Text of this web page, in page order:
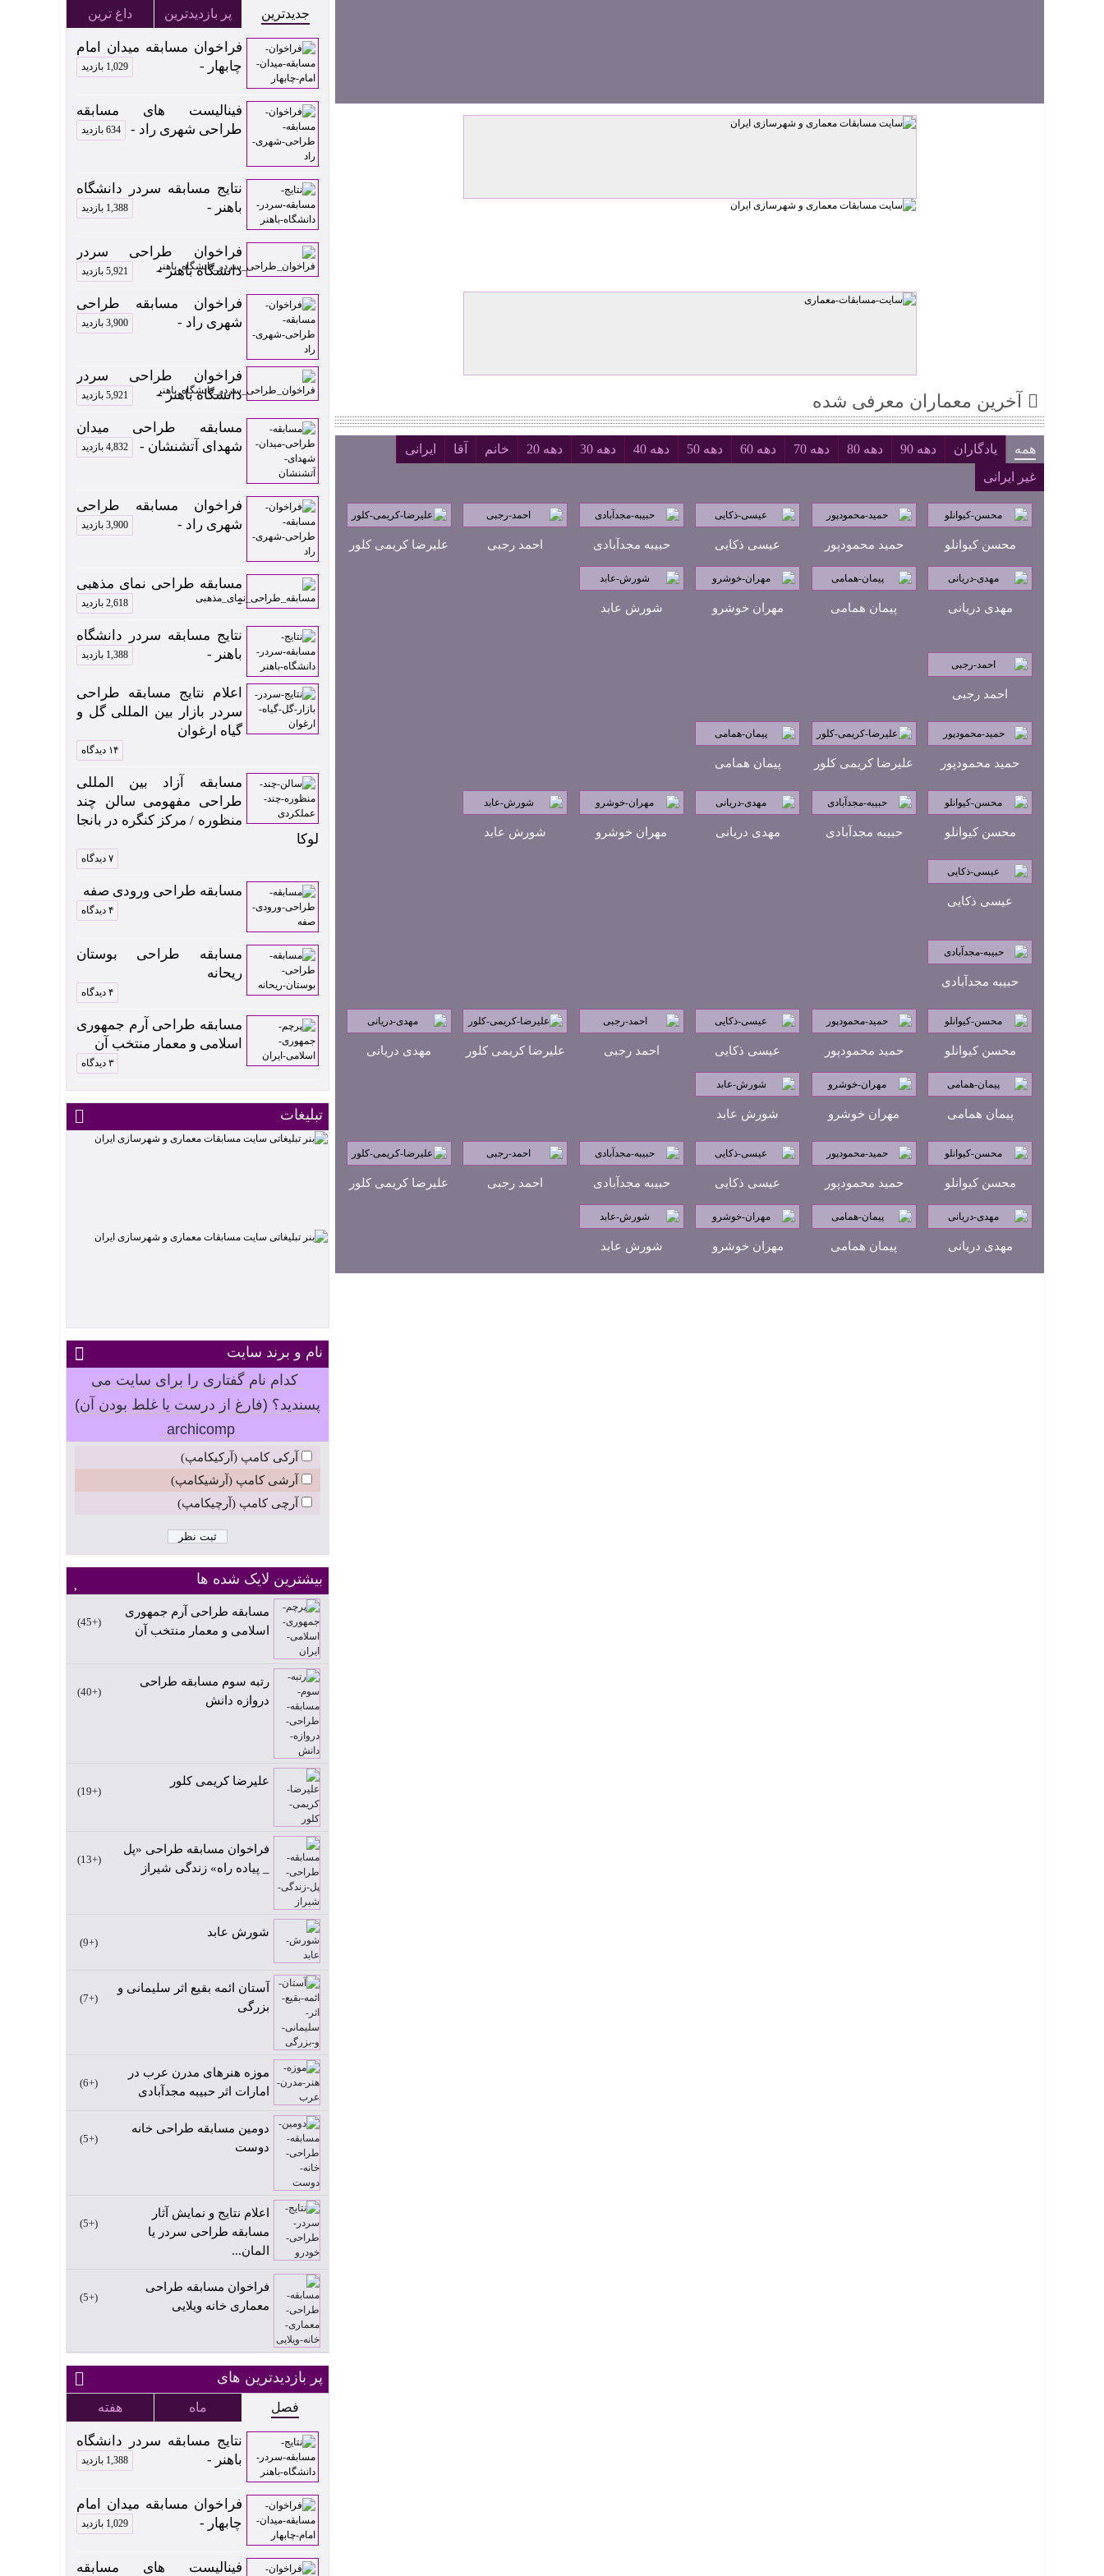
آخرین معماران معرفی شده
همه یادگاران دهه 90 دهه 80 دهه 70 دهه 60 دهه 50 دهه 40 دهه 30 دهه 20 خانم آقا
ایرانی
غیر ایرانی
محسن کیوانلو حمید محمودپور عیسی ذکایی حبیبه مجدآبادی احمد رجبی علیرضا کریمی کلور
مهدی دریانی پیمان همامی مهران خوشرو شورش عابد
احمد رجبی
حمید محمودپور علیرضا کریمی کلور پیمان همامی
محسن کیوانلو حبیبه مجدآبادی مهدی دریانی مهران خوشرو شورش عابد
عیسی ذکایی
حبیبه مجدآبادی
محسن کیوانلو حمید محمودپور عیسی ذکایی احمد رجبی علیرضا کریمی کلور مهدی دریانی
پیمان همامی مهران خوشرو شورش عابد
محسن کیوانلو حمید محمودپور عیسی ذکایی حبیبه مجدآبادی احمد رجبی علیرضا کریمی کلور
مهدی دریانی پیمان همامی مهران خوشرو شورش عابد
جدیدترین پر بازدیدترین داغ ترین
فراخوان مسابقه میدان امام
چابهار -
1,029 بازدید
فینالیست های مسابقه
طراحی شهری راد -
634 بازدید
نتایج مسابقه سردر دانشگاه
باهنر -
1,388 بازدید
فراخوان طراحی سردر
دانشگاه باهنر -
5,921 بازدید
فراخوان مسابقه طراحی
شهری راد -
3,900 بازدید
فراخوان طراحی سردر
دانشگاه باهنر -
5,921 بازدید
مسابقه طراحی میدان
شهدای آتشنشان -
4,832 بازدید
فراخوان مسابقه طراحی
شهری راد -
3,900 بازدید
مسابقه طراحی نمای مذهبی
-
2,618 بازدید
نتایج مسابقه سردر دانشگاه
باهنر -
1,388 بازدید
اعلام نتایج مسابقه طراحی
سردر بازار بین المللی گل و
گیاه ارغوان
۱۴ دیدگاه
مسابقه آزاد بین المللی
طراحی مفهومی سالن چند
منظوره / مرکز کنگره در بانجا
لوکا
۷ دیدگاه
مسابقه طراحی ورودی صفه
۴ دیدگاه
مسابقه طراحی بوستان
ریحانه
۴ دیدگاه
مسابقه طراحی آرم جمهوری
اسلامی و معمار منتخب آن
۳ دیدگاه
تبلیغات
نام و برند سایت
کدام نام گفتاری را برای سایت می
پسندید؟ (فارغ از درست یا غلط بودن آن)
archicomp
آرکی کامپ (آرکیکامپ)
آرشی کامپ (آرشیکامپ)
آرچی کامپ (آرچیکامپ)
بیشترین لایک شده ها
مسابقه طراحی آرم جمهوری
اسلامی و معمار منتخب آن
+45
رتبه سوم مسابقه طراحی
دروازه دانش
+40
علیرضا کریمی کلور
+19
فراخوان مسابقه طراحی «پل
_ پیاده راه» زندگی شیراز
+13
شورش عابد
+9
آستان ائمه بقیع اثر سلیمانی و
بزرگی
+7
موزه هنرهای مدرن عرب در
امارات اثر حبیبه مجدآبادی
+6
دومین مسابقه طراحی خانه
دوست
+5
اعلام نتایج و نمایش آثار
مسابقه طراحی سردر یا
المان...
+5
فراخوان مسابقه طراحی
معماری خانه ویلایی
+5
پر بازدیدترین های
فصل ماه هفته
نتایج مسابقه سردر دانشگاه
باهنر -
1,388 بازدید
فراخوان مسابقه میدان امام
چابهار -
1,029 بازدید
فینالیست های مسابقه